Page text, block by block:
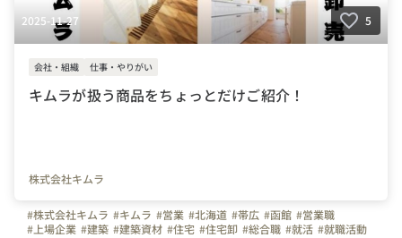
2025-11-27 5
会社・組織 仕事・やりがい
キムラが扱う商品をちょっとだけご紹介！
株式会社キムラ
#株式会社キムラ #キムラ #営業 #北海道 #帯広 #函館 #営業職
#上場企業 #建築 #建築資材 #住宅 #住宅卸 #総合職 #就活 #就職活動